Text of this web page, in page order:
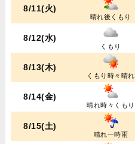
8/11(火)
晴れ後くもり
8/12(水)
くもり
8/13(木)
くもり時々晴れ
8/14(金)
晴れ時々くもり
8/15(土)
晴れ一時雨